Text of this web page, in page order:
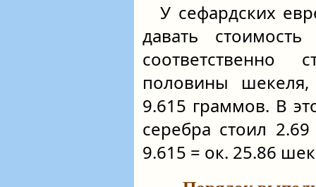
У сефардских
давать
соответственно
половины
9.615 граммов. В
серебра стоил
9.615 = ок. 25.86